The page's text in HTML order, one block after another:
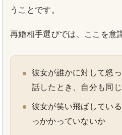
うことです。
再婚相手選びでは、ここを意
彼女が誰かに対して怒
話したとき、自分も同
彼女が笑い飛ばしてい
っかかっていないか